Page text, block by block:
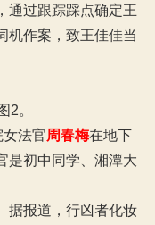
通过跟踪踩点确定王
机作案，致王佳佳当
2。
法官周春梅在地下
是初中同学、湘潭大
据报道，行凶者化妆